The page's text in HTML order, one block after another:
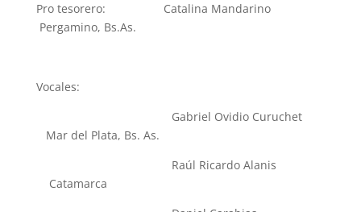
Pro tesorero: Catalina Mandarino
Pergamino, Bs.As.
Vocales:
Gabriel Ovidio Curuchet
Mar del Plata, Bs. As.
Raúl Ricardo Alanis
Catamarca